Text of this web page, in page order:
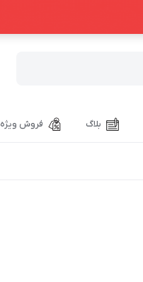
بلاگ فروش ویژه